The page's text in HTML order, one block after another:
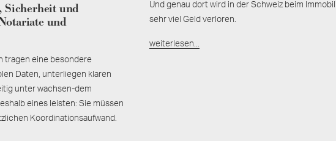
Sicherheit und
und
tragen eine besondere
Daten, unterliegen klaren
unter wachsen-dem
eines leisten: Sie müssen
Koordinationsaufwand.
Und genau dort wird in der Schweiz beim
sehr viel Geld verloren.
weiterlesen...